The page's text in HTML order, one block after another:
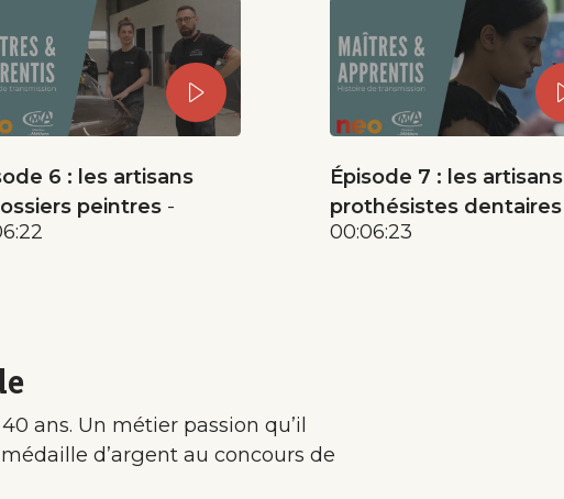
6 : les artisans
peintres
Épisode 7 : les artisans
prothésistes dentaires
00:06:23
ans. Un métier passion qu’il
d’argent au concours de